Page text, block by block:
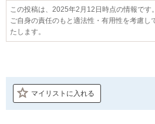
この投稿は、2025年2月12日時点の情報です。
ご自身の責任のもと適法性・有用性を考慮
たします。
マイリストに入れる